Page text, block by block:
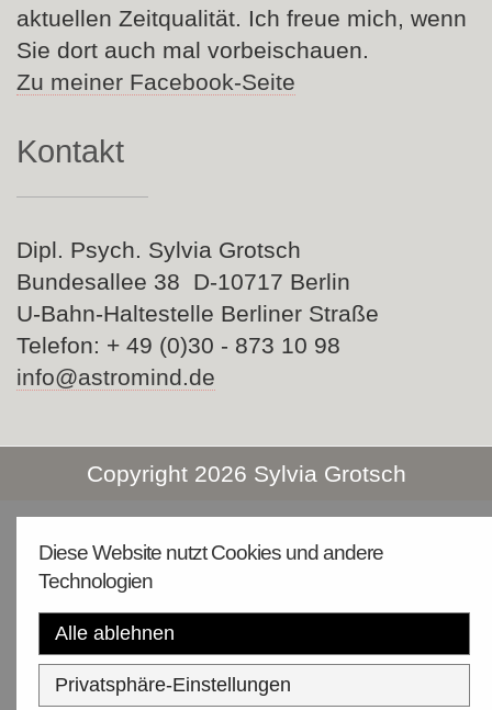
aktuellen Zeitqualität. Ich freue mich, wenn
Sie dort auch mal vorbeischauen.
Zu meiner Facebook-Seite
Kontakt
Dipl. Psych. Sylvia Grotsch
Bundesallee 38 D-10717 Berlin
U-Bahn-Haltestelle Berliner Straße
Telefon: + 49 (0)30 - 873 10 98
info@astromind.de
Copyright 2026 Sylvia Grotsch
Diese Website nutzt Cookies und andere
Technologien
Alle ablehnen
Privatsphäre-Einstellungen